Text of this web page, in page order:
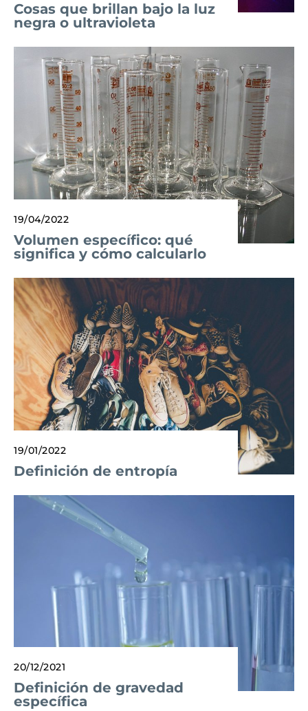
Cosas que brillan bajo la luz
negra o ultravioleta
19/04/2022
Volumen específico: qué
significa y cómo calcularlo
19/01/2022
Definición de entropía
20/12/2021
Definición de gravedad
específica